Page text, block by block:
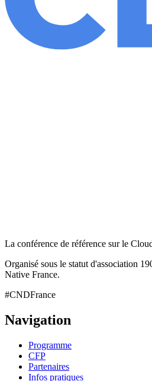
La conférence de référence sur le
Organisé sous le statut d'association
Native France.
#CNDFrance
Navigation
Programme
CFP
Partenaires
Infos pratiques